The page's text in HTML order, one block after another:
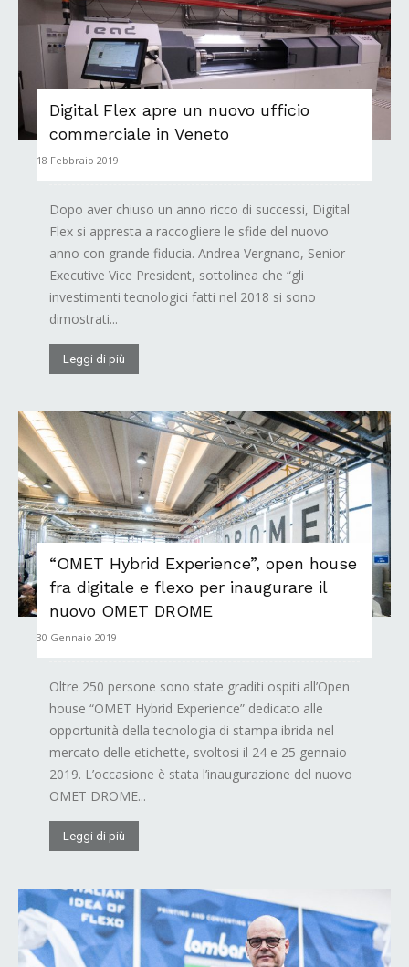
Digital Flex apre un nuovo ufficio
commerciale in Veneto
18 Febbraio 2019
Dopo aver chiuso un anno ricco di successi, Digital
Flex si appresta a raccogliere le sfide del nuovo
anno con grande fiducia. Andrea Vergnano, Senior
Executive Vice President, sottolinea che “gli
investimenti tecnologici fatti nel 2018 si sono
dimostrati...
Leggi di più
“OMET Hybrid Experience”, open house
fra digitale e flexo per inaugurare il
nuovo OMET DROME
30 Gennaio 2019
Oltre 250 persone sono state graditi ospiti all’Open
house “OMET Hybrid Experience” dedicato alle
opportunità della tecnologia di stampa ibrida nel
mercato delle etichette, svoltosi il 24 e 25 gennaio
2019. L’occasione è stata l’inaugurazione del nuovo
OMET DROME...
Leggi di più